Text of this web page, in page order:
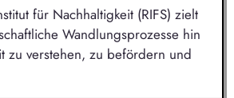
für Nachhaltigkeit (RIFS) zielt
Wandlungsprozesse hin
zu verstehen, zu befördern und